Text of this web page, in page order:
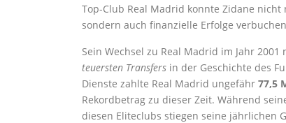
Top-Club Real Madrid konnte Zidane
sondern auch finanzielle Erfolge
Sein Wechsel zu Real Madrid im Jahr
teuersten Transfers in der Geschichte des
Dienste zahlte Real Madrid ungefähr 77,5
Rekordbetrag zu dieser Zeit. Während
diesen Eliteclubs stiegen seine jährlichen